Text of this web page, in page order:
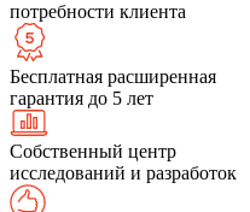
потребности клиента
Бесплатная расширенная
гарантия до 5 лет
Собственный центр
исследований и разработок